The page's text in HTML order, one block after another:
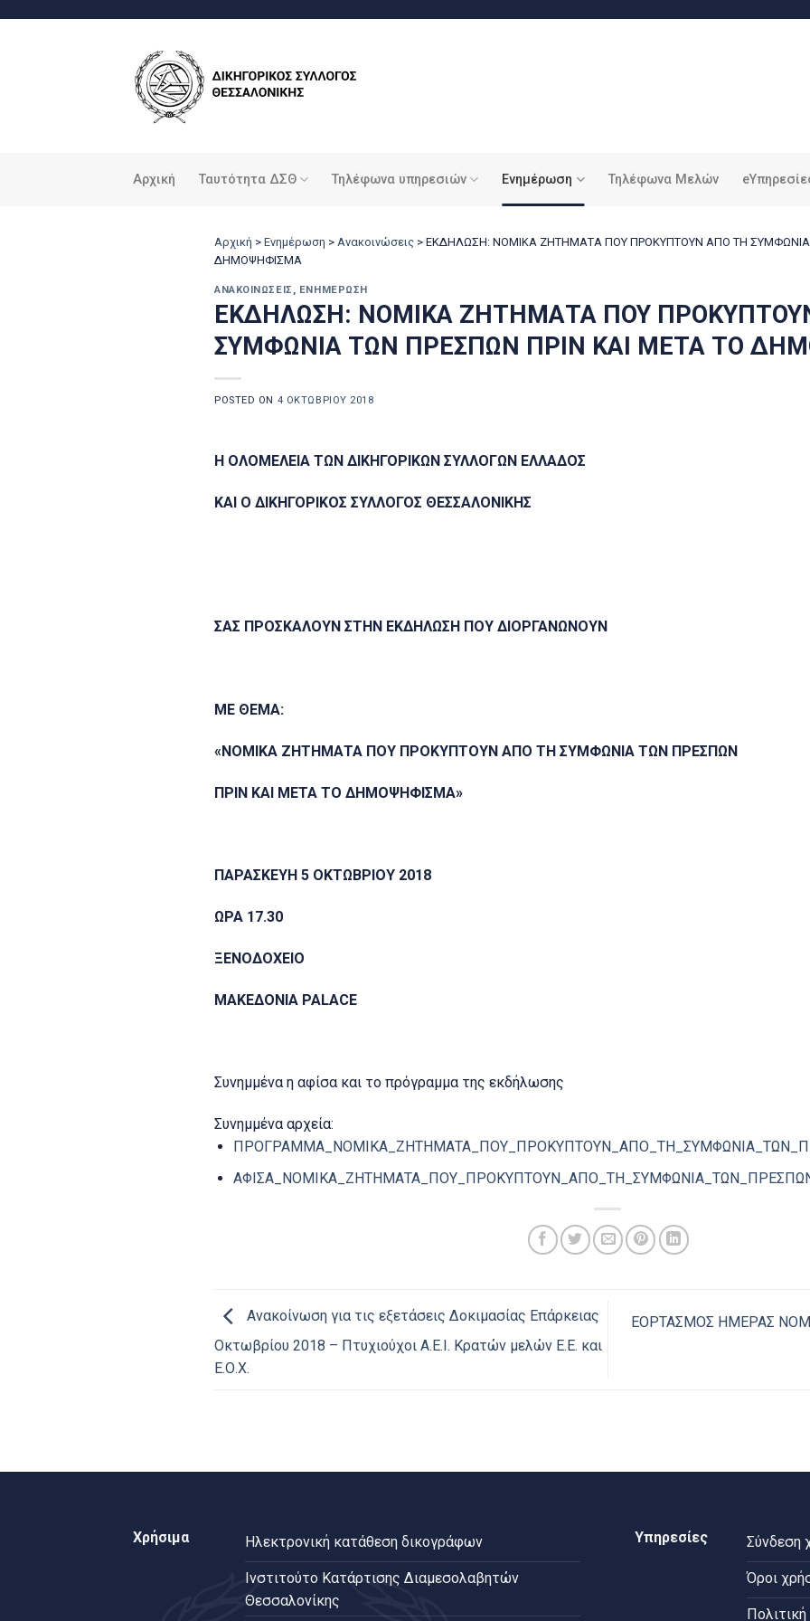
Αρχική Ταυτότητα ΔΣΘ Τηλέφωνα υπηρεσιών Ενημέρωση Τηλέφωνα Μελών
Αρχική > Ενημέρωση > Ανακοινώσεις > ΕΚΔΗΛΩΣΗ: ΝΟΜΙΚΑ ΖΗΤΗΜΑΤΑ ΠΟΥ ΠΡΟΚΥΠΤΟΥΝ ΑΠΟ ΤΗ ΣΥΜΦΩΝΙΑ
ΔΗΜΟΨΗΦΙΣΜΑ
ΑΝΑΚΟΙΝΏΣΕΙΣ , ΕΝΗΜΈΡΩΣΗ
ΕΚΔΗΛΩΣΗ: ΝΟΜΙΚΑ ΖΗΤΗΜΑΤΑ ΠΟΥ
ΣΥΜΦΩΝΙΑ ΤΩΝ ΠΡΕΣΠΩΝ ΠΡΙΝ ΚΑΙ ΜΕΤΑ ΤΟ
POSTED ON 4 ΟΚΤΩΒΡΊΟΥ 2018
Η ΟΛΟΜΕΛΕΙΑ ΤΩΝ ΔΙΚΗΓΟΡΙΚΩΝ ΣΥΛΛΟΓΩΝ ΕΛΛΑΔΟΣ
ΚΑΙ Ο ΔΙΚΗΓΟΡΙΚΟΣ ΣΥΛΛΟΓΟΣ ΘΕΣΣΑΛΟΝΙΚΗΣ
ΣΑΣ ΠΡΟΣΚΑΛΟΥΝ ΣΤΗΝ ΕΚΔΗΛΩΣΗ ΠΟΥ ΔΙΟΡΓΑΝΩΝΟΥΝ
ΜΕ ΘΕΜΑ:
«ΝΟΜΙΚΑ ΖΗΤΗΜΑΤΑ ΠΟΥ ΠΡΟΚΥΠΤΟΥΝ ΑΠΟ ΤΗ ΣΥΜΦΩΝΙΑ ΤΩΝ ΠΡΕΣΠΩΝ
ΠΡΙΝ ΚΑΙ ΜΕΤΑ ΤΟ ΔΗΜΟΨΗΦΙΣΜΑ»
ΠΑΡΑΣΚΕΥΗ 5 ΟΚΤΩΒΡΙΟΥ 2018
ΩΡΑ 17.30
ΞΕΝΟΔΟΧΕΙΟ
ΜΑΚΕΔΟΝΙΑ PALACE
Συνημμένα η αφίσα και το πρόγραμμα της εκδήλωσης
Συνημμένα αρχεία:
Ανακοίνωση για τις εξετάσεις Δοκιμασίας Επάρκειας
Οκτωβρίου 2018 – Πτυχιούχοι Α.Ε.Ι. Κρατών μελών Ε.Ε. και
Ε.Ο.Χ.
ΕΟΡΤΑΣΜΟΣ ΗΜΕΡΑΣ
Χρήσιμα Ηλεκτρονική κατάθεση δικογράφων
Ινστιτούτο Κατάρτισης Διαμεσολαβητών
Θεσσαλονίκης
Υπηρεσίες Σύνδεση
Όροι